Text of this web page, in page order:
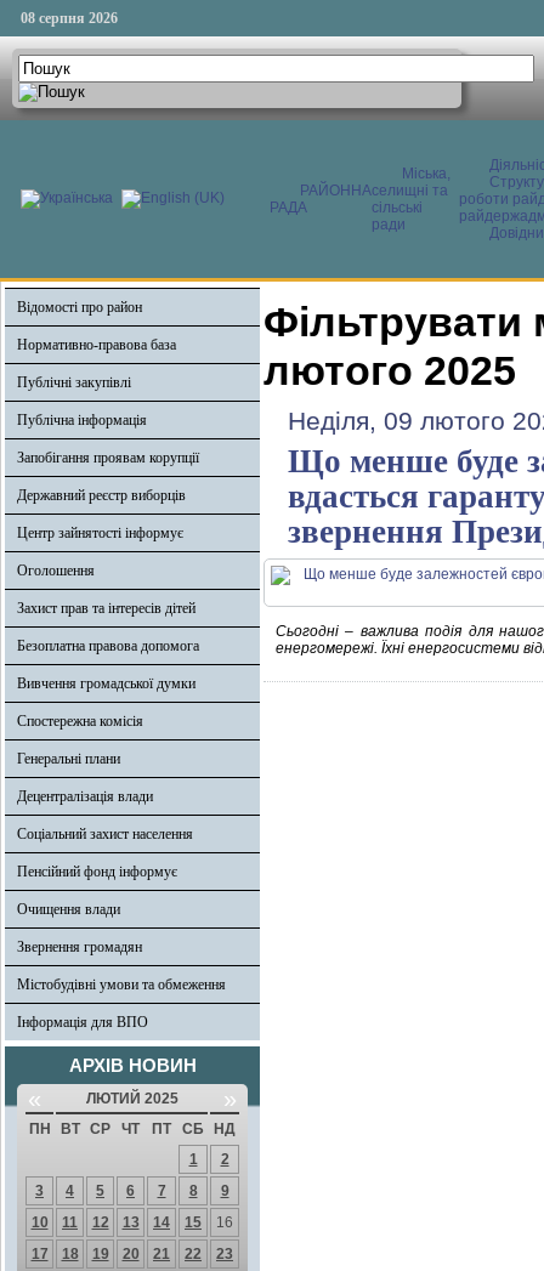
08 серпня 2026
РАЙОННА
РАДА
Міська,
селищні та
сільські
ради
роботи
Відомості про район
Нормативно-правова база
Публічні закупівлі
Публічна інформація
Запобігання проявам корупції
Державний реєстр виборців
Центр зайнятості інформує
Оголошення
Захист прав та інтересів дітей
Безоплатна правова допомога
Вивчення громадської думки
Спостережна комісія
Генеральні плани
Децентралізація влади
Соціальний захист населення
Пенсійний фонд інформує
Очищення влади
Звернення громадян
Містобудівні умови та обмеження
Інформація для ВПО
АРХІВ НОВИН
« ЛЮТИЙ 2025 »
ПН ВТ СР ЧТ ПТ СБ
НД
1
2
3
4 5 6 7 8
9
10
11 12 13 14 15
16
17
18 19 20 21 22
23
Фільтрувати
лютого 2025
Неділя, 09 лютого
Що менше буде
вдасться
звернення
Сьогодні – важлива подія для
енергомережі. Їхні енергосистеми